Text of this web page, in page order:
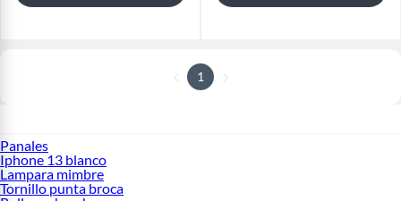
1
Panales
Iphone 13 blanco
Lampara mimbre
Tornillo punta broca